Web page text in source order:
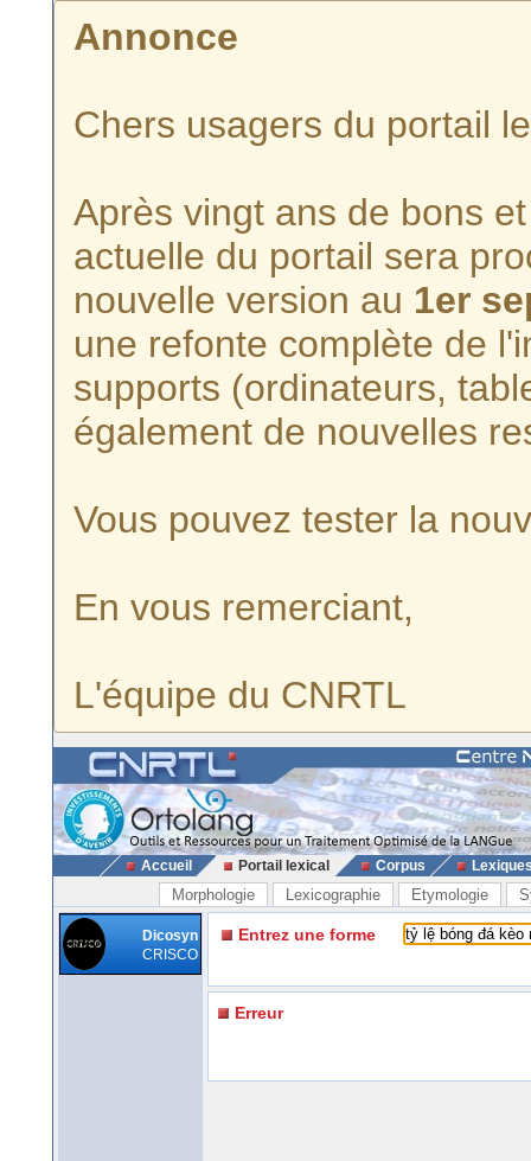
Annonce
Chers usagers du portail
Après vingt ans de bons
actuelle du portail sera
nouvelle version au 1er
une refonte complète de
supports (ordinateurs,
également de nouvelles
Vous pouvez tester la
En vous remerciant,
L'équipe du CNRTL
Accueil Portail lexical Corpus
Morphologie Lexicographie Etymologie
Dicosyn
CRISCO
Entrez une forme
Erreur